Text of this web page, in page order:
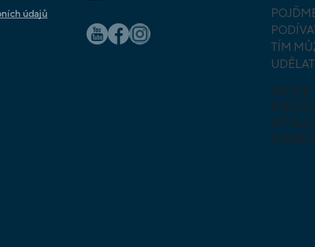
údajů
TÍM
UDĚLAT
AT